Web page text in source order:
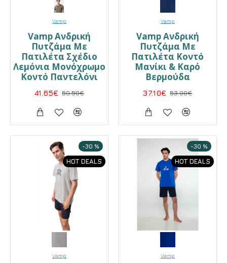
Vamp
Vamp Ανδρική
Πυτζάμα Με
Πατιλέτα Σχέδιο
Λεμόνια Μονόχρωμο
Κοντό Παντελόνι
41.65€ 59.50€
Vamp
Vamp Ανδρική
Πυτζάμα Με
Πατιλέτα Κοντό
Μανίκι & Καρό
Βερμούδα
37.10€ 53.00€
HOT DEALS
-30 %
Vamp
HOT DEALS
-30 %
Vamp